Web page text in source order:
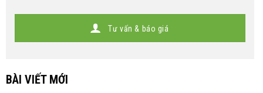
Tư vấn & báo giá
BÀI VIẾT MỚI